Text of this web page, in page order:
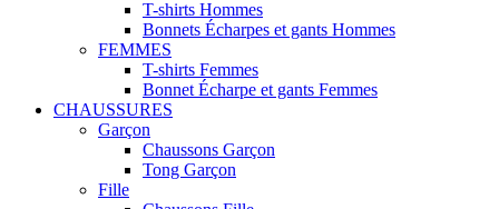
T-shirts Hommes
Bonnets Écharpes et gants Hommes
FEMMES
T-shirts Femmes
Bonnet Écharpe et gants Femmes
CHAUSSURES
Garçon
Chaussons Garçon
Tong Garçon
Fille